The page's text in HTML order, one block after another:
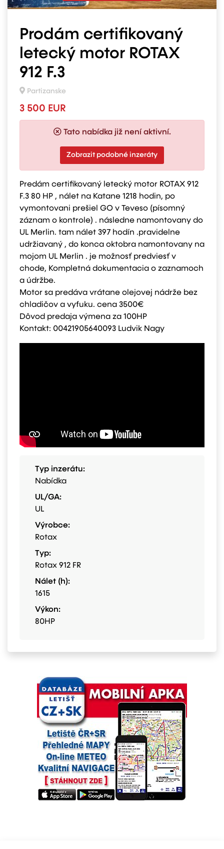
Prodám certifikovaný
letecký motor ROTAX
912 F.3
Partizanske
3 500 EUR
Tato nabídka již není aktivní.
Zobrazit podobné inzeráty
Predám certifikovaný letecký motor ROTAX 912
F.3 80 HP , nálet na Katane 1218 hodin, po
vymontovani prešiel GO v Teveso (písomný
záznam o kontrole) . následne namontovany do
UL Merlin. tam nálet 397 hodín .pravidelne
udržiavaný , do konca oktobra namontovany na
mojom UL Merlin . je možnosť predviesť v
chode, Kompletná dokumentacia o zaznamoch
a údržbe.
Motor sa predáva vrátane olejovej nádrže bez
chladičov a vyfuku. cena 3500€
Dôvod predaja výmena za 100HP
Kontakt: 00421905640093 Ludvik Nagy
Typ inzerátu:
Nabídka
UL/GA:
UL
Výrobce:
Rotax
Typ:
Rotax 912 FR
Nálet (h):
1615
Výkon:
80HP